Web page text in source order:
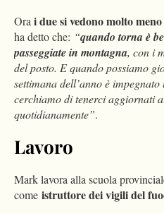
Orai due si vedono molto meno
ha detto che: “quando torna è
passeggiate in montagna, con i
del posto. E quando possiamo
settimana dell’anno è
cerchiamo di tenerci aggiornati
quotidianamente”.
Lavoro
Mark lavora alla scuola
come istruttore dei vigili del